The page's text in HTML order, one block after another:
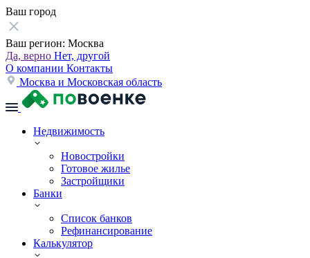
Ваш город
Ваш регион: Москва
Да, верно Нет, другой
О компании Контакты
Москва и Московская область
Недвижимость
Новостройки
Готовое жилье
Застройщики
Банки
Список банков
Рефинансирование
Калькулятор